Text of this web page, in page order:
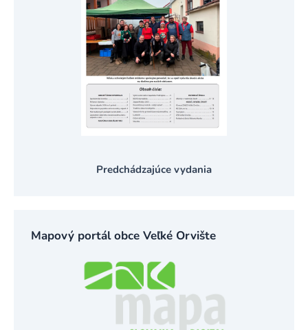
Predchádzajúce vydania
Mapový portál obce Veľké Orvište